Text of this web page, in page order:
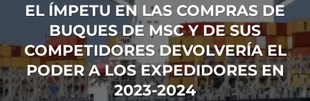
EL ÍMPETU EN LAS COMPRAS DE
BUQUES DE MSC Y DE SUS
COMPETIDORES DEVOLVERÍA EL
PODER A LOS EXPEDIDORES EN
2023-2024